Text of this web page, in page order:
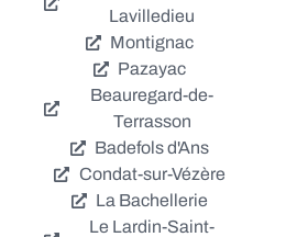
Lavilledieu
Montignac
Pazayac
Beauregard-de-
Terrasson
Badefols d'Ans
Condat-sur-Vézère
La Bachellerie
Le Lardin-Saint-